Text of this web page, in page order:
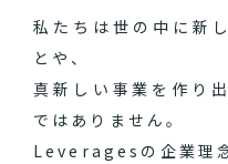
私たちは世の中に新
とや、
真新しい事業を作り
ではありません。
Leveragesの企業理